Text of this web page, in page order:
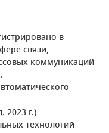
в
связи,
коммуникаций
2023 г.)
технологий